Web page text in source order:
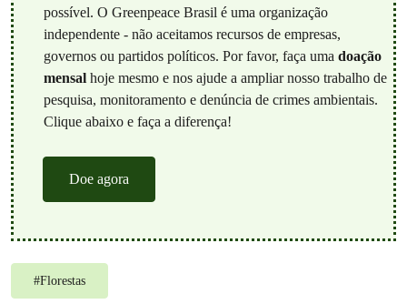
possível. O Greenpeace Brasil é uma organização
independente - não aceitamos recursos de empresas,
governos ou partidos políticos. Por favor, faça uma doação
mensalhoje mesmo e nos ajude a ampliar nosso trabalho de
pesquisa, monitoramento e denúncia de crimes ambientais.
Clique abaixo e faça a diferença!
Doe agora
#Florestas